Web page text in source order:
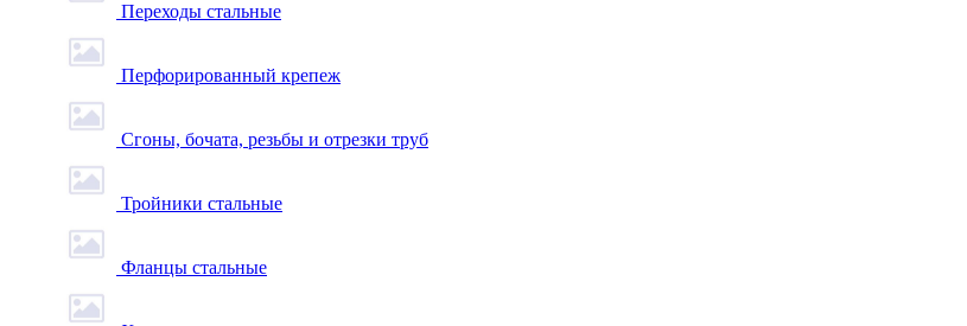
Переходы стальные
Перфорированный крепеж
Сгоны, бочата, резьбы и отрезки труб
Тройники стальные
Фланцы стальные